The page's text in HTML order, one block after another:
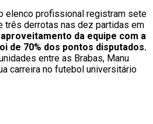
elenco profissional registram sete
três derrotas nas dez partidas em
aproveitamento da equipe com a
de 70% dos pontos disputados.
entre as Brabas, Manu
carreira no futebol universitário